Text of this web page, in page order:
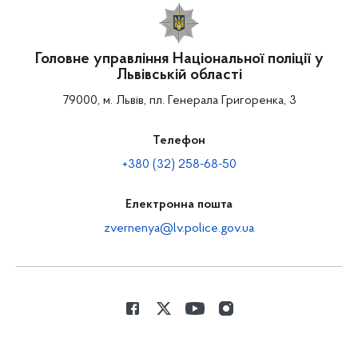
Головне управління Національної поліції у
Львівській області
79000, м. Львів, пл. Генерала Григоренка, 3
Телефон
+380 (32) 258-68-50
Електронна пошта
zvernenya@lv.police.gov.ua